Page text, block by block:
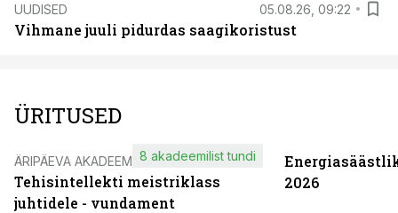
UUDISED 05.08.26, 09:22
Vihmane juuli pidurdas saagikoristust
ÜRITUSED
ÄRIPÄEVA AKADEEMIA
Tehisintellekti meistriklass
juhtidele - vundament
8 akadeemilist tundi
2026